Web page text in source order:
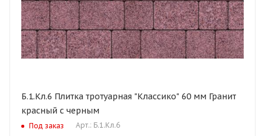
Б.1.Кл.6 Плитка тротуарная "Классико" 60 мм Гранит
красный с черным
Под заказ Арт.: Б.1.Кл.6